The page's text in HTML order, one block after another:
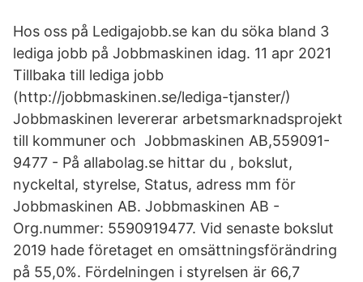
Hos oss på Ledigajobb.se kan du söka bland 3
lediga jobb på Jobbmaskinen idag. 11 apr 2021
Tillbaka till lediga jobb
(http://jobbmaskinen.se/lediga-tjanster/)
Jobbmaskinen levererar arbetsmarknadsprojekt
till kommuner och Jobbmaskinen AB,559091-
9477 - På allabolag.se hittar du , bokslut,
nyckeltal, styrelse, Status, adress mm för
Jobbmaskinen AB. Jobbmaskinen AB -
Org.nummer: 5590919477. Vid senaste bokslut
2019 hade företaget en omsättningsförändring
på 55,0%. Fördelningen i styrelsen är 66,7